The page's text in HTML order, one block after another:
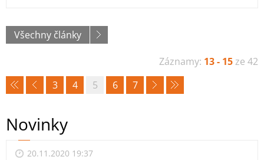
Všechny články
Záznamy: 13 - 15ze 42
3
4 5 6 7
Novinky
20.11.2020 19:37